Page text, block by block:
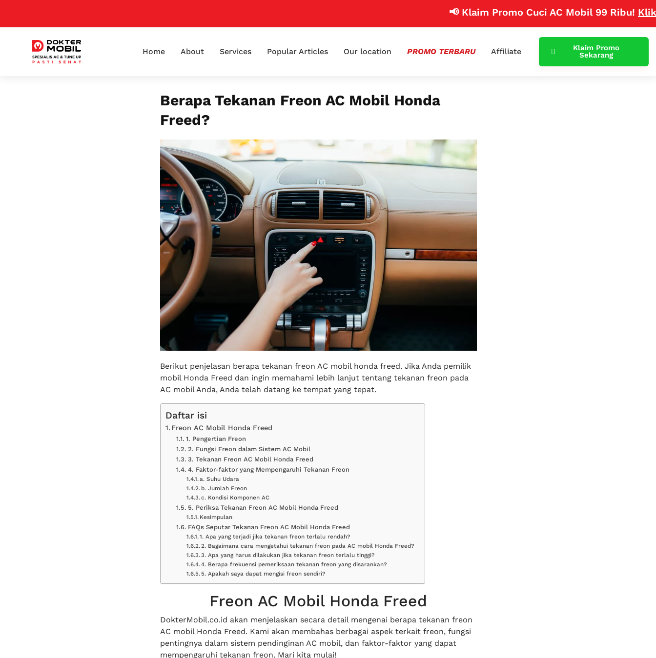
📢 Klaim Promo Cuci AC Mobil 99 Ribu!Klik Disini
Home About Services Popular Articles Our location PROMO TERBARU Affiliate
Klaim Promo
Sekarang
Berapa Tekanan Freon AC Mobil Honda
Freed?
Berikut penjelasan berapa tekanan freon AC mobil honda freed. Jika Anda pemilik
mobil Honda Freed dan ingin memahami lebih lanjut tentang tekanan freon pada
AC mobil Anda, Anda telah datang ke tempat yang tepat.
Daftar isi
Freon AC Mobil Honda Freed
1. Pengertian Freon
2. Fungsi Freon dalam Sistem AC Mobil
3. Tekanan Freon AC Mobil Honda Freed
4. Faktor-faktor yang Mempengaruhi Tekanan Freon
a. Suhu Udara
b. Jumlah Freon
c. Kondisi Komponen AC
5. Periksa Tekanan Freon AC Mobil Honda Freed
Kesimpulan
FAQs Seputar Tekanan Freon AC Mobil Honda Freed
1. Apa yang terjadi jika tekanan freon terlalu rendah?
2. Bagaimana cara mengetahui tekanan freon pada AC mobil Honda Freed?
3. Apa yang harus dilakukan jika tekanan freon terlalu tinggi?
4. Berapa frekuensi pemeriksaan tekanan freon yang disarankan?
5. Apakah saya dapat mengisi freon sendiri?
Freon AC Mobil Honda Freed
DokterMobil.co.id akan menjelaskan secara detail mengenai berapa tekanan freon
AC mobil Honda Freed. Kami akan membahas berbagai aspek terkait freon, fungsi
pentingnya dalam sistem pendinginan AC mobil, dan faktor-faktor yang dapat
mempengaruhi tekanan freon. Mari kita mulai!